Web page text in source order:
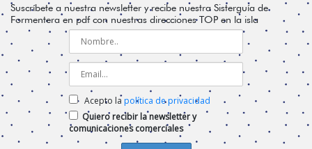
Suscríbete a nuestra newsletter y recibe nuestra Sisterguía de
Formentera en pdf con nuestras direcciones TOP en la isla
Acepto la política de privacidad
Quiero recibir la newsletter y
comunicaciones comerciales